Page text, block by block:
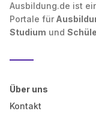
Ausbildung.de ist
Portale für
Studium und
Über uns
Kontakt